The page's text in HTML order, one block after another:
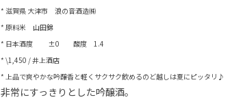
* 滋賀県 大津市 浪の音酒造㈱
* 原料米 山田錦
* 日本酒度 ±0 酸度 1.4
* \1,450 / 井上酒店
* 上品で爽やかな吟醸香と軽くサクサク飲めるのど越しは夏にピッタリ♪
非常にすっきりとした吟醸酒。